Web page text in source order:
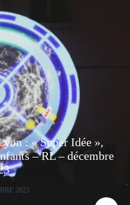
: « Super Idée »,
– RL – décembre
2023